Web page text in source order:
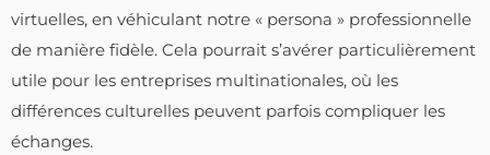
virtuelles, en véhiculant notre « persona » professionnelle
de manière fidèle. Cela pourrait s’avérer particulièrement
utile pour les entreprises multinationales, où les
différences culturelles peuvent parfois compliquer les
échanges.